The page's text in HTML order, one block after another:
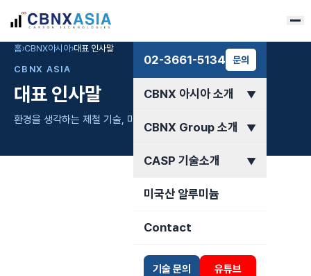
02-3661-5134 문의
CBNX 아시아 소개 ▼
CBNX Group 소개 ▼
CASP 기술소개 ▼
미국산 알루미늄
Contact
기술 문의 유튜브
홈›CBNX아시아›대표 인사말
CBNX ASIA
대표 인사말
환경을 생각하는 제철 기술, 미래를 이끌다